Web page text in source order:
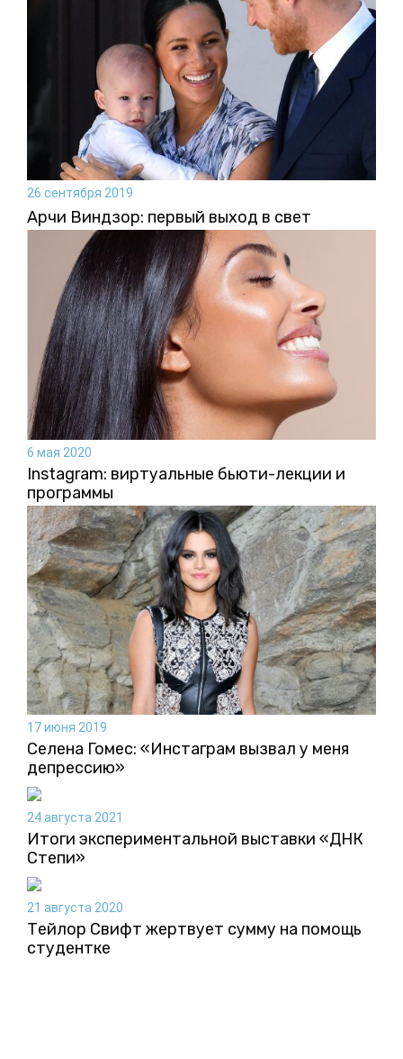
26 сентября 2019
Арчи Виндзор: первый выход в свет
6 мая 2020
Instagram: виртуальные бьюти-лекции и
программы
17 июня 2019
Селена Гомес: «Инстаграм вызвал у меня
депрессию»
24 августа 2021
Итоги экспериментальной выставки «ДНК
Степи»
21 августа 2020
Тейлор Свифт жертвует сумму на помощь
студентке